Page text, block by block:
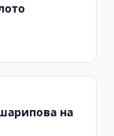
на